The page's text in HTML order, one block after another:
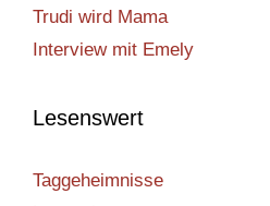
Trudi wird Mama
Interview mit Emely
Lesenswert
Taggeheimnisse